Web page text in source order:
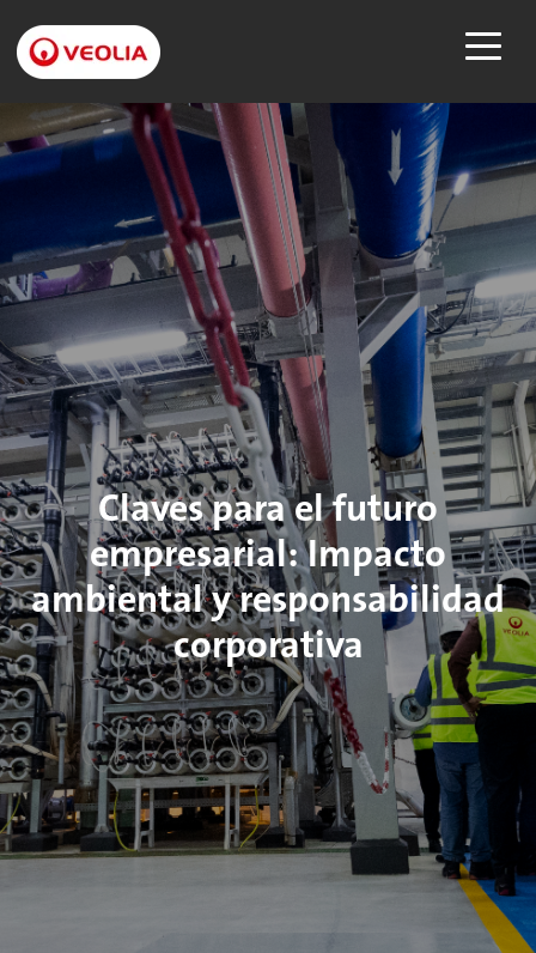
Claves para el futuro
empresarial: Impacto
ambiental y responsabilidad
corporativa